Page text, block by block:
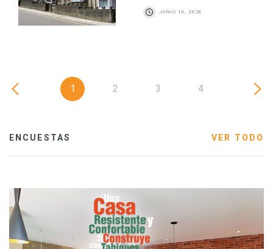
JUNIO 16, 2026
1 2 3 4
ENCUESTAS VER TODO